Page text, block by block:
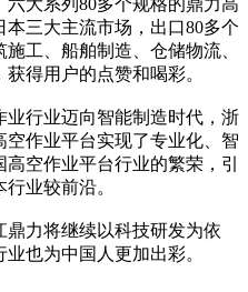
大系列80多个规格的鼎力高
三大主流市场，出口80多个
工、船舶制造、仓储物流、
得用户的点赞和喝彩。
行业迈向智能制造时代，浙
作业平台实现了专业化、智
空作业平台行业的繁荣，引
业较前沿。
力将继续以科技研发为依
也为中国人更加出彩。